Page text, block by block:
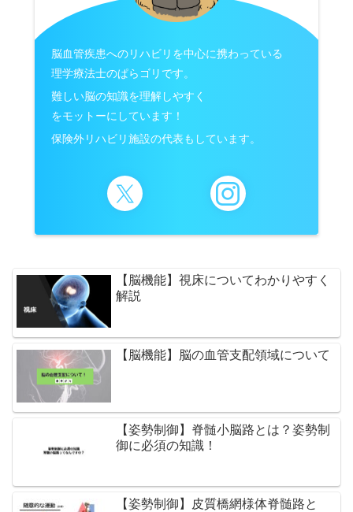
脳血管疾患へのリハビリを中心に携わっている
理学療法士のぱらゴリです。
難しい脳の知識を理解しやすく
をモットーにしています！
保険外リハビリ施設の代表もしています。
【脳機能】視床についてわかりやすく
解説
【脳機能】脳の血管支配領域について
【姿勢制御】脊髄小脳路とは？姿勢制
御に必須の知識！
【姿勢制御】皮質橋網様体脊髄路と